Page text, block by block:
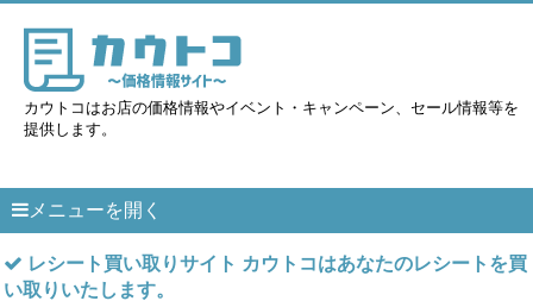
カウトコはお店の価格情報やイベント・キャンペーン、セール情報等を
提供します。
メニューを開く
レシート買い取りサイト カウトコはあなたのレシートを買
い取りいたします。